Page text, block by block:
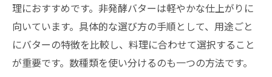
イタリアンで活躍するヨーロッパ産バター
の特徴
ヨーロッパの気候が育むバターとイタリア
ンの関係
理におすすめです。非発酵バターは軽やかな仕上がりに
向いています。具体的な選び方の手順として、用途ごと
にバターの特徴を比較し、料理に合わせて選択すること
が重要です。数種類を使い分けるのも一つの方法です。